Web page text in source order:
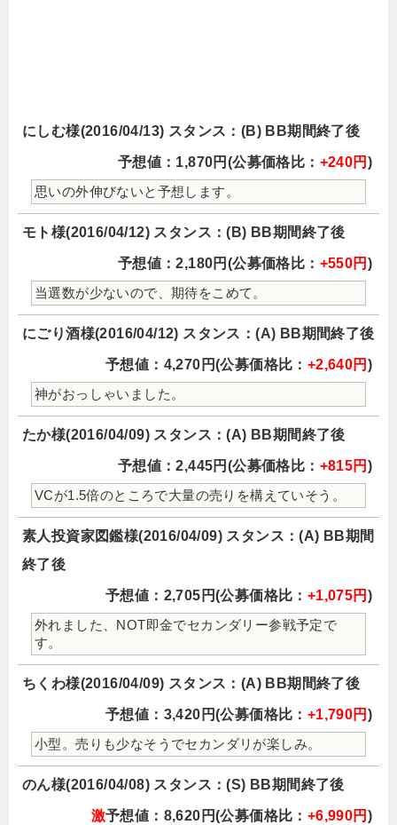
にしむ様(2016/04/13) スタンス：(B) BB期間終了後
予想値：1,870円(公募価格比： +240円 )
思いの外伸びないと予想します。
モト様(2016/04/12) スタンス：(B) BB期間終了後
予想値：2,180円(公募価格比： +550円 )
当選数が少ないので、期待をこめて。
にごり酒様(2016/04/12) スタンス：(A) BB期間終了後
予想値：4,270円(公募価格比： +2,640円 )
神がおっしゃいました。
たか様(2016/04/09) スタンス：(A) BB期間終了後
予想値：2,445円(公募価格比： +815円 )
VCが1.5倍のところで大量の売りを構えていそう。
素人投資家図鑑様(2016/04/09) スタンス：(A) BB期間
終了後
予想値：2,705円(公募価格比： +1,075円 )
外れました、NOT即金でセカンダリー参戦予定で
す。
ちくわ様(2016/04/09) スタンス：(A) BB期間終了後
予想値：3,420円(公募価格比： +1,790円 )
小型。売りも少なそうでセカンダリが楽しみ。
のん様(2016/04/08) スタンス：(S) BB期間終了後
激予想値：8,620円(公募価格比： +6,990円 )